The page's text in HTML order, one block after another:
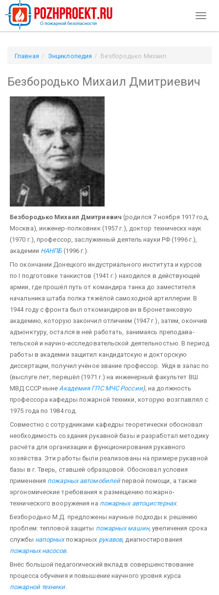
Главная Энциклопедия
Безбородько Михаил
Безбородько Михаил Дмитриевич
Безбородько Михаил Дмитриевич (родился 7 ноября 1917 год,
Москва), инженер-полковник (1957 г.), доктор техническх наук
(1970 г.), профессор, заслуженный деятель науки РФ (1996 г.),
академии НАНПБ(1996 г.).
По окончании Донецкого индустриального института и курсов
по I подготовке танкистов (1941 г.) находился в действующей
армии, где прошёл путь от командира танка до заместителя
начальника штаба полка тяжёлой самоходной артиллерии. В
1944 году с фронта был откомандирован в Бронетанковую
академию, которую закончил отличием (1947 г.), затем, окончив
адъюнктуру, остался в ней работать, занимаясь преподава­
тельской и научно-исследовательской деятельностью. В период
работы в академии защитил кандидатскую и докторскую
диссертации, получил учёное звание профессор. Уйдя в запас по
(выслуге лет, перешёл (1971 г.) на инженерный факультет ВШ
МВД СССР ныне Академия ГПС МЧС России), на должность
профессора кафедры пожарной техники, которую возглавлял с
1975 года по 1984 год.
Совместно с сотрудниками кафедры теоретически обосновал
необходимость создания рукавной базы и разработал методику
расчёта для организации и функционирования рукавного
хозяйства. Эти работы были реализованы на примере рукавной
базы в г. Тверь, ставшей образцовой. Обосновал условия
применения пожарных автомобилейпервой помощи, а также
эргономические требования к размещению пожарно-
технического вооружения на пожарных автоцистернах.
Безбородько М.Д. предложены научные подходы к решению
проблем: тепловой защиты пожарных машин, увеличения срока
службы напорныхпожарных рукавов, диагностирования
пожарных насосов.
Внёс большой педагогический вклад в совершенствование
процесса обучения и повышение научного уровня курса
пожарной техники.